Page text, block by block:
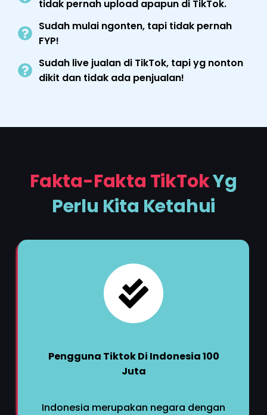
tidak pernah upload apapun di TikTok.
Sudah mulai ngonten, tapi tidak pernah
FYP!
Sudah live jualan di TikTok, tapi yg nonton
dikit dan tidak ada penjualan!
Fakta-Fakta TikTokYg
Perlu Kita Ketahui
Pengguna Tiktok Di Indonesia 100
Juta
Indonesia merupakan negara dengan